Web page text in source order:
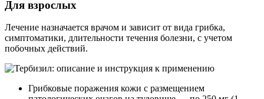
Для взрослых
Лечение назначается врачом и зависит от вида грибка,
симптоматики, длительности течения болезни, с учетом
побочных действий.
Грибковые поражения кожи с размещением